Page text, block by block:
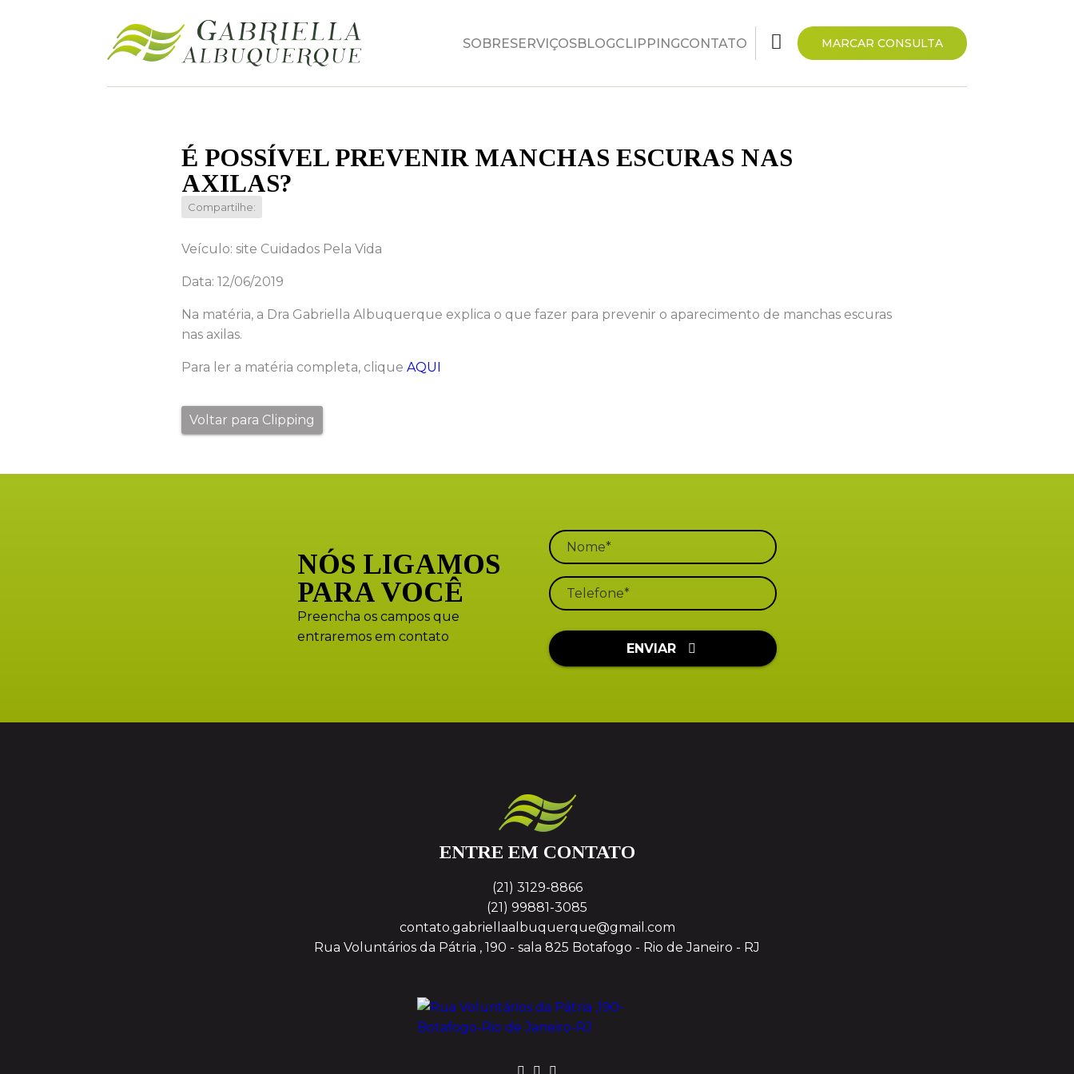
SOBRESERVIÇOSBLOGCLIPPINGCONTATO MARCAR CONSULTA
É POSSÍVEL PREVENIR MANCHAS ESCURAS NAS
AXILAS?
Compartilhe:
Veículo: site Cuidados Pela Vida
Data: 12/06/2019
Na matéria, a Dra Gabriella Albuquerque explica o que fazer para prevenir o aparecimento de manchas escuras
nas axilas.
Para ler a matéria completa, clique AQUI
Voltar para Clipping
NÓS LIGAMOS
PARA VOCÊ
Preencha os campos que
entraremos em contato
ENVIAR
ENTRE EM CONTATO
(21) 3129-8866
(21) 99881-3085
contato.gabriellaalbuquerque@gmail.com
Rua Voluntários da Pátria , 190 - sala 825 Botafogo - Rio de Janeiro - RJ